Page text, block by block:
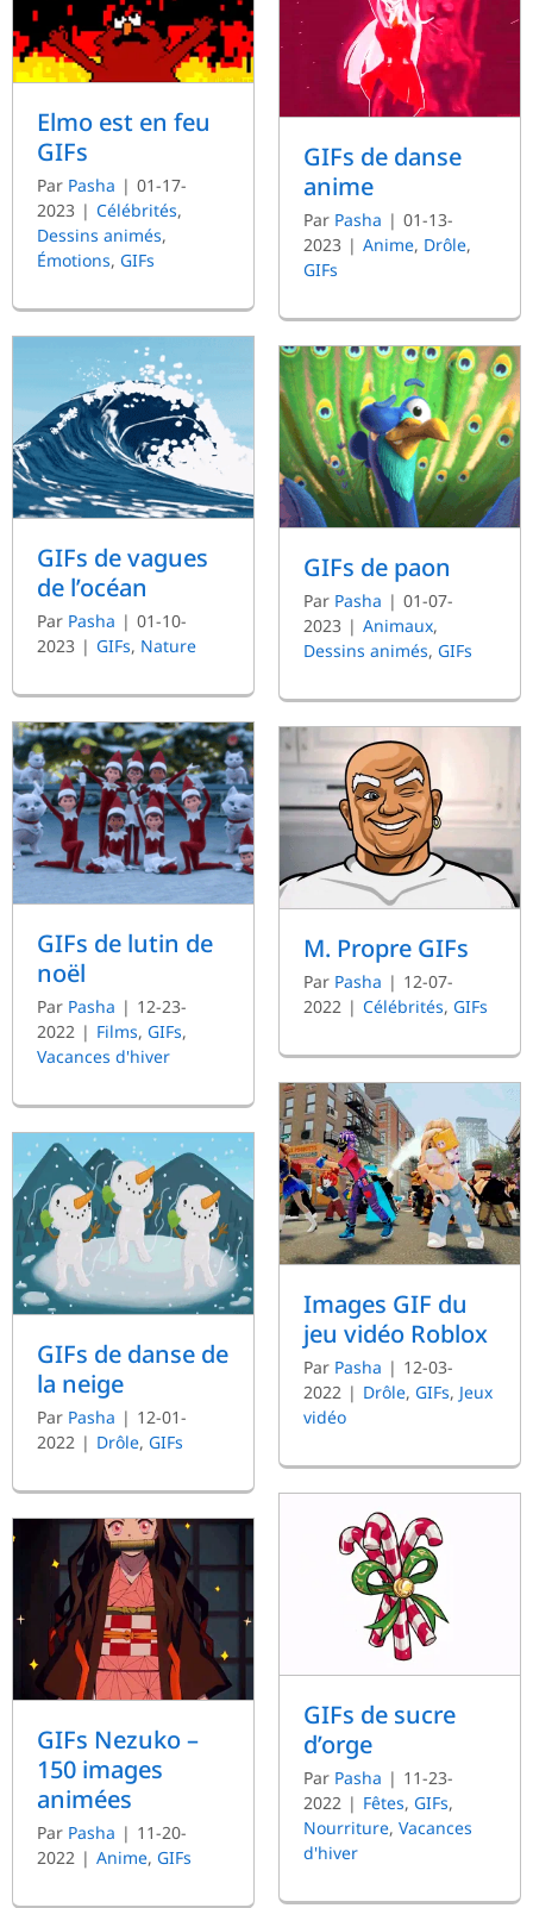
Elmo est en feu
GIFs
Par Pasha | 01-17-
2023 | Célébrités,
Dessins animés,
Émotions, GIFs
GIFs de danse
anime
Par Pasha | 01-13-
2023 | Anime, Drôle,
GIFs
GIFs de vagues
de l’océan
Par Pasha | 01-10-
2023 | GIFs, Nature
GIFs de paon
Par Pasha | 01-07-
2023 | Animaux,
Dessins animés, GIFs
GIFs de lutin de
noël
Par Pasha | 12-23-
2022 | Films, GIFs,
Vacances d'hiver
M. Propre GIFs
Par Pasha | 12-07-
2022 | Célébrités, GIFs
Images GIF du
jeu vidéo Roblox
Par Pasha | 12-03-
2022 | Drôle, GIFs, Jeux
vidéo
GIFs de danse de
la neige
Par Pasha | 12-01-
2022 | Drôle, GIFs
GIFs de sucre
d’orge
Par Pasha | 11-23-
2022 | Fêtes, GIFs,
Nourriture, Vacances
d'hiver
GIFs Nezuko –
150 images
animées
Par Pasha | 11-20-
2022 | Anime, GIFs